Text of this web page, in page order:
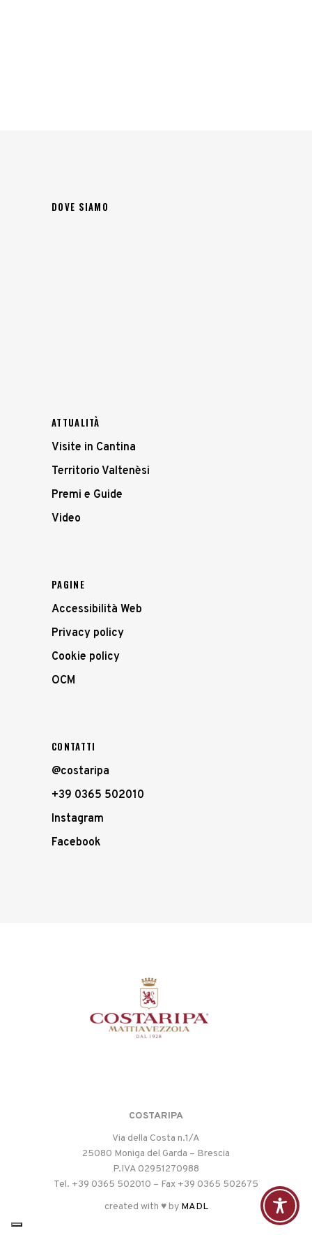
DOVE SIAMO
ATTUALITÀ
Visite in Cantina
Territorio Valtenèsi
Premi e Guide
Video
PAGINE
Accessibilità Web
Privacy policy
Cookie policy
OCM
CONTATTI
@costaripa
+39 0365 502010
Instagram
Facebook
COSTARIPA
Via della Costa n.1/A
25080 Moniga del Garda – Brescia
P.IVA 02951270988
Tel. +39 0365 502010 – Fax +39 0365 502675
created with ♥ by MADL